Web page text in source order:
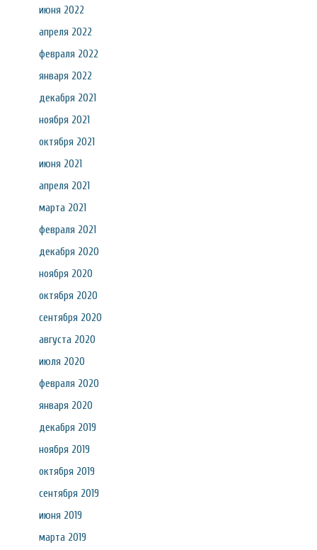
июня 2022
апреля 2022
февраля 2022
января 2022
декабря 2021
ноября 2021
октября 2021
июня 2021
апреля 2021
марта 2021
февраля 2021
декабря 2020
ноября 2020
октября 2020
сентября 2020
августа 2020
июля 2020
февраля 2020
января 2020
декабря 2019
ноября 2019
октября 2019
сентября 2019
июня 2019
марта 2019